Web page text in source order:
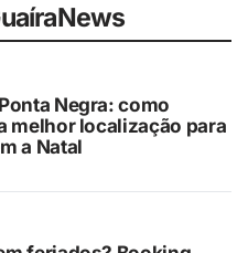
Negra: como
melhor localização para
a Natal